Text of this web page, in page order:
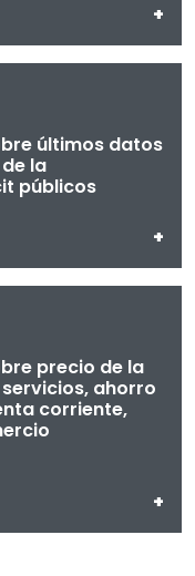
+
últimos datos
la
públicos
+
precio de la
ahorro
corriente,
+